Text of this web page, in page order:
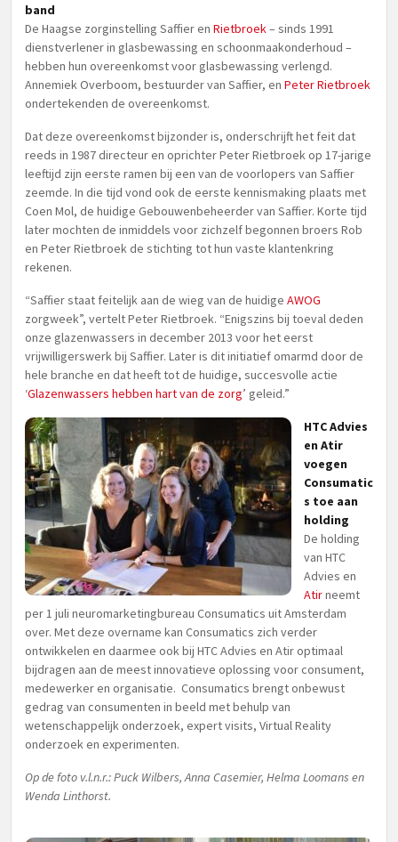
band
De Haagse zorginstelling Saffier en Rietbroek– sinds 1991
dienstverlener in glasbewassing en schoonmaakonderhoud –
hebben hun overeenkomst voor glasbewassing verlengd.
Annemiek Overboom, bestuurder van Saffier, en Peter Rietbroek
ondertekenden de overeenkomst.
Dat deze overeenkomst bijzonder is, onderschrijft het feit dat
reeds in 1987 directeur en oprichter Peter Rietbroek op 17-jarige
leeftijd zijn eerste ramen bij een van de voorlopers van Saffier
zeemde. In die tijd vond ook de eerste kennismaking plaats met
Coen Mol, de huidige Gebouwenbeheerder van Saffier. Korte tijd
later mochten de inmiddels voor zichzelf begonnen broers Rob
en Peter Rietbroek de stichting tot hun vaste klantenkring
rekenen.
“Saffier staat feitelijk aan de wieg van de huidige AWOG
zorgweek”, vertelt Peter Rietbroek. “Enigszins bij toeval deden
onze glazenwassers in december 2013 voor het eerst
vrijwilligerswerk bij Saffier. Later is dit initiatief omarmd door de
hele branche en dat heeft tot de huidige, succesvolle actie
‘Glazenwassers hebben hart van de zorg’ geleid.”
HTC Advies
en Atir
voegen
Consumatic
s toe aan
holding
De holding
van HTC
Advies en
Atirneemt
per 1 juli neuromarketingbureau Consumatics uit Amsterdam
over. Met deze overname kan Consumatics zich verder
ontwikkelen en daarmee ook bij HTC Advies en Atir optimaal
bijdragen aan de meest innovatieve oplossing voor consument,
medewerker en organisatie. Consumatics brengt onbewust
gedrag van consumenten in beeld met behulp van
wetenschappelijk onderzoek, expert visits, Virtual Reality
onderzoek en experimenten.
Op de foto v.l.n.r.: Puck Wilbers, Anna Casemier, Helma Loomans en
Wenda Linthorst.